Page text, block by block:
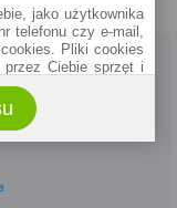
jako użytkownika
telefonu czy e-mail,
Pliki cookies
przez Ciebie sprzęt i
możliwy jest do
użytkownika. Bez
cookies mogą
cookies jest
Sp. z o. o. Sp.